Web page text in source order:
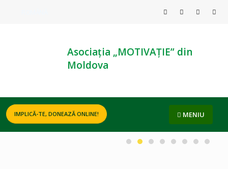
Asociația „MOTIVAȚIE” din
Moldova
IMPLICĂ-TE, DONEAZĂ ONLINE! MENIU